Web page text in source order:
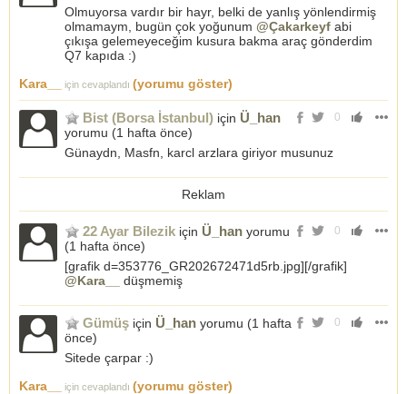
Olmuyorsa vardır bir hayr, belki de yanlış yönlendirmiş
olmamaym, bugün çok yoğunum @Çakarkeyf abi
çıkışa gelemeyeceğim kusura bakma araç gönderdim
Q7 kapıda :)
Kara__
için cevaplandı (yorumu göster)
0
Bist (Borsa İstanbul) için Ü_han
yorumu (1 hafta önce)
Günaydn, Masfn, karcl arzlara giriyor musunuz
Reklam
0
22 Ayar Bilezik için Ü_han yorumu
(1 hafta önce)
[grafik d=353776_GR202672471d5rb.jpg][/grafik]
@Kara__
düşmemiş
0
Gümüş için Ü_han yorumu (1 hafta
önce)
Sitede çarpar :)
Kara__
için cevaplandı (yorumu göster)